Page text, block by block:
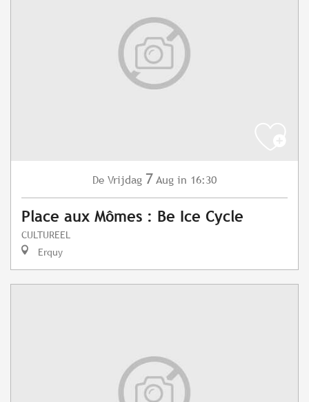
De Vrijdag 7 Aug in 16:30
Place aux Mômes : Be Ice Cycle
CULTUREEL
Erquy